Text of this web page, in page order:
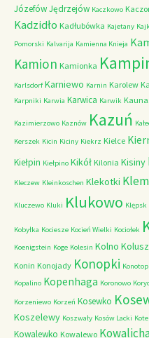
JózefówJędrzejów Kaczkowo
Kadzidło Kadłubówka Kajetany
Pomorski Kalvarija Kamienna Knieja
Kamion Kamionka
Karlsdorf Karniewo Karnin Karolew
Karpniki Karwia Karwica Karwik
Kazimierzowo Kaznów Kazuń
Kerszek Kicin Kiciny Kiekrz Kielce
Kiełpin Kiełpino Kikół Kilonia Kisiny
Kleczew Kleinkoschen Klekotki
Kluczewo Kluki Klukowo Klępsk
Kobyłka Kociesze Kocień Wielki Kociołek
Koenigstein Koge Kolesin Kolno
Konin Konojady Konopki Konotop
Kopalino Kopenhaga Koronowo
Korzeniewo Korzeń Kosewko
Koszelewy Koszwały Kosów Lacki
Kowalewko Kowalewo